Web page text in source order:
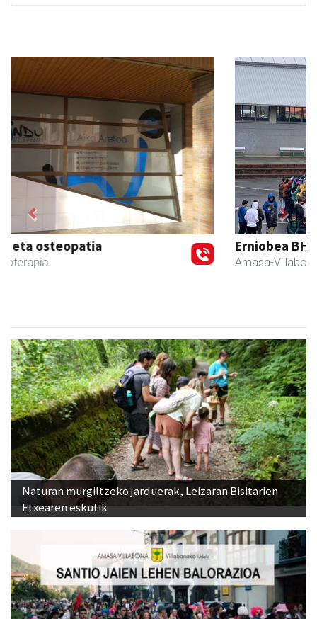
Erniobea BHI
Amasa-Villabona
Previous Next
Naturan murgiltzeko jarduerak, Leizaran Bisitarien
Etxearen eskutik